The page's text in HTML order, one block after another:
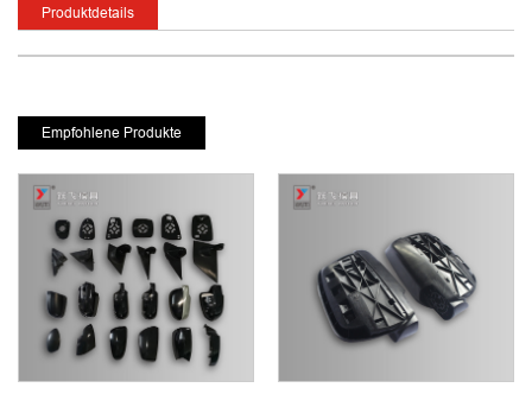
Produktdetails
Empfohlene Produkte